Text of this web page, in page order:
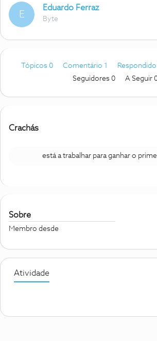
E
Eduardo Ferraz
Byte
Tópicos 0 Comentário 1
Seguidores 0 A Seguir
Crachás
está a trabalhar para ganhar o
Sobre
Membro desde
Atividade